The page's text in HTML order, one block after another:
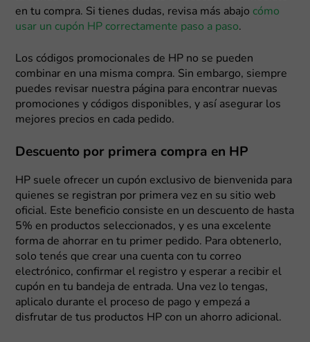
en tu compra. Si tienes dudas, revisa más abajo cómo
usar un cupón HP correctamente paso a paso.
Los códigos promocionales de HP no se pueden
combinar en una misma compra. Sin embargo, siempre
puedes revisar nuestra página para encontrar nuevas
promociones y códigos disponibles, y así asegurar los
mejores precios en cada pedido.
Descuento por primera compra en HP
HP suele ofrecer un cupón exclusivo de bienvenida para
quienes se registran por primera vez en su sitio web
oficial. Este beneficio consiste en un descuento de hasta
5% en productos seleccionados, y es una excelente
forma de ahorrar en tu primer pedido. Para obtenerlo,
solo tenés que crear una cuenta con tu correo
electrónico, confirmar el registro y esperar a recibir el
cupón en tu bandeja de entrada. Una vez lo tengas,
aplicalo durante el proceso de pago y empezá a
disfrutar de tus productos HP con un ahorro adicional.